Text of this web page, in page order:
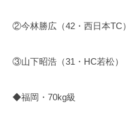
②今林勝広（42・西日本TC）
③山下昭浩（31・HC若松）
◆福岡・70kg級